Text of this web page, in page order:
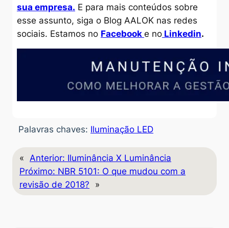
sua empresa. E para mais conteúdos sobre
esse assunto, siga o Blog AALOK nas redes
sociais. Estamos no Facebook e noLinkedin.
Palavras chaves: Iluminação LED
« Anterior: Iluminância X Luminância
Próximo: NBR 5101: O que mudou com a
revisão de 2018?
»